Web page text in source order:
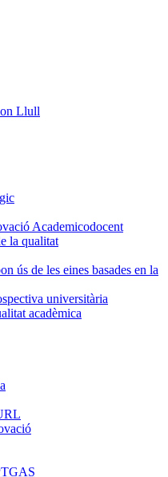
Llull
Academicodocent
la qualitat
ús de les eines basades en la
universitària
acadèmica